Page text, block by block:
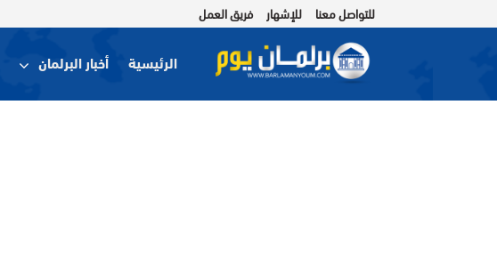
للتواصل معنا للإشهار فريق العمل
الرئيسية أخبار البرلمان